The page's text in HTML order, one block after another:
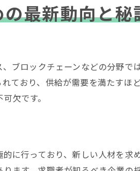
解
最新動向と秘
ブロックチェーンなどの分野で
ており、供給が需要を満たすほ
欠です。
に行っており、新しい人材を求